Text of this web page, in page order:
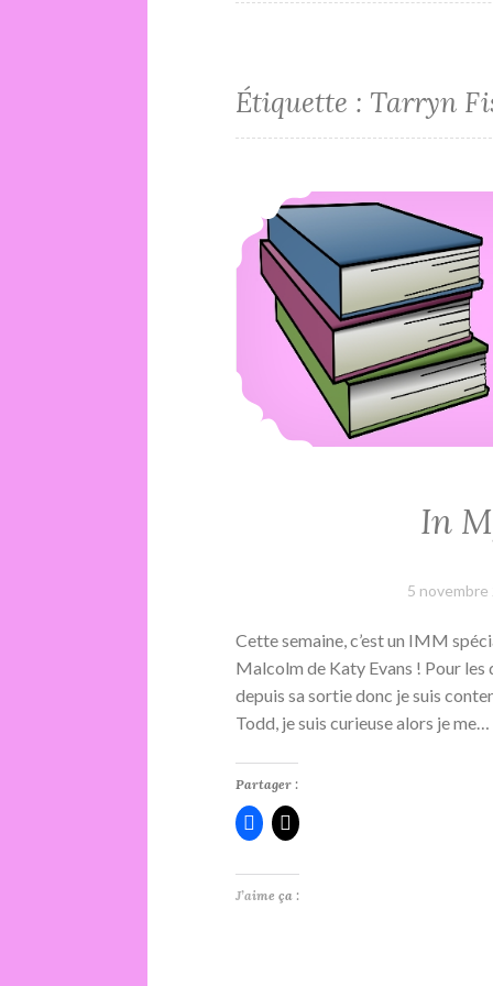
Étiquette : Tarryn
In
5 novembre
Cette semaine, c’est un IMM
Malcolm de Katy Evans ! Pour les
depuis sa sortie donc je suis
Todd, je suis curieuse alors je me…
Partager :
J’aime ça :